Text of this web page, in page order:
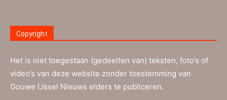
Copyright
Het is niet toegestaan (gedeelten van) teksten, foto’s of
video’s van deze website zonder toestemming van
Gouwe IJssel Nieuws elders te publiceren.